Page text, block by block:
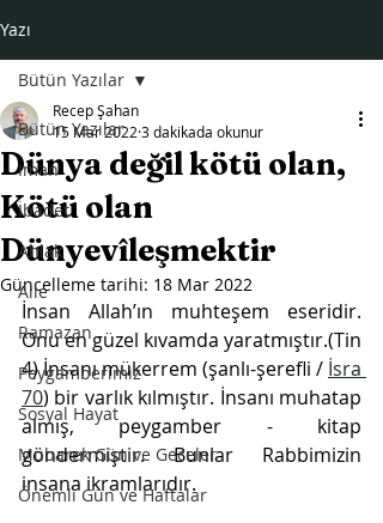
Yazı
Bütün Yazılar
İman
İbadet
Ahlak
Aile
Ramazan
Peygamberimiz
Sosyal Hayat
Mübarek Gün ve Geceler
Önemli Gün ve Haftalar
Bütün Yazılar
Dünya değil kötü olan,
Kötü olan
Dünyevîleşmektir
Recep Şahan
15 Mar 2022 3 dakikada okunur
Güncelleme tarihi: 18 Mar 2022
İnsan Allah’ın muhteşem eseridir.
Onu en güzel kıvamda yaratmıştır.(Tin
4) İnsanı mükerrem (şanlı-şerefli / İsra
70) bir varlık kılmıştır. İnsanı muhatap
almış, peygamber - kitap
göndermiştir. Bunlar Rabbimizin
insana ikramlarıdır.